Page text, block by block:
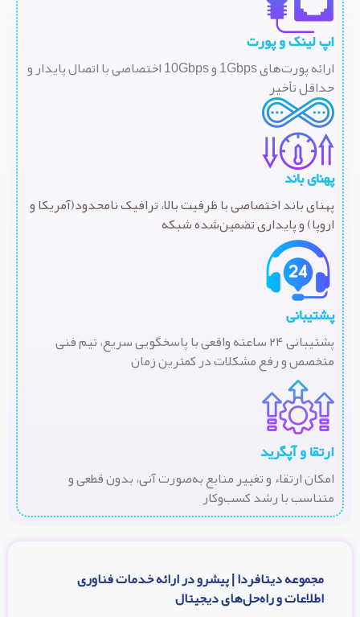
اپ لینک و پورت
ارائه پورت‌های 1Gbps و 10Gbps اختصاصی با اتصال پایدار و
حداقل تأخیر
پهنای باند
پهنای باند اختصاصی با ظرفیت بالا، ترافیک نامحدود(آمریکا و
اروپا) و پایداری تضمین‌شده شبکه
پشتیبانی
پشتیبانی ۲۴ ساعته واقعی با پاسخگویی سریع، تیم فنی
متخصص و رفع مشکلات در کمترین زمان
ارتقا و آپگرید
امکان ارتقاء و تغییر منابع به‌صورت آنی، بدون قطعی و
متناسب با رشد کسب‌وکار
مجموعه دیتافردا | پیشرو در ارائه خدمات فناوری
اطلاعات و راه‌حل‌های دیجیتال